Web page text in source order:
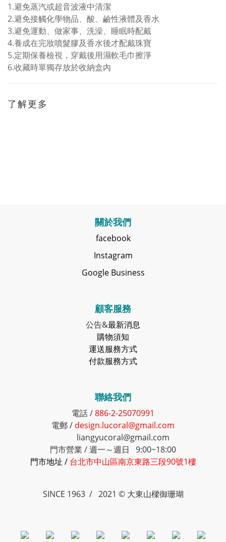
1.避免蒸汽或超音波液中清潔
2.避免接觸化學物品、酸、鹼性液體及香水
3.避免運動、做家事、洗澡、睡眠時配戴
4.養成在完妝噴髮膠及香水後才配戴珠寶
5.定期保養檢視，穿戴後用濕軟毛巾擦淨
6.收藏時單獨存放於收納盒內
了解更多
關於我們
facebook
Instagram
Google Business
顧客服務
公告&最新消息
購物須知
運送服務方式
付款服務方式
聯絡我們
電話 /886-2-25070991
電郵 / design.lucoral@gmail.com
liangyucoral@gmail.com
門市營業 / 週一～週日 9:00~18:00
門市地址 / 台北市中山區南京東路三段90號1樓
SINCE 1963 / 2021 © 大東山樑御珊瑚